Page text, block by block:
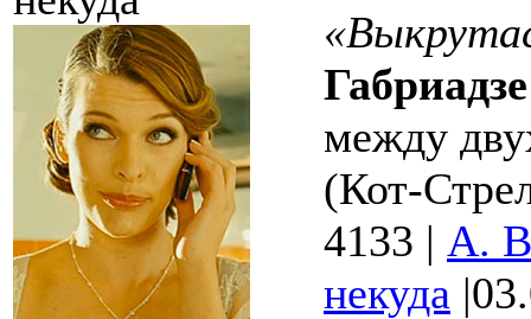
Габриадзе
между
(Кот-
4133 | А.
некуда |